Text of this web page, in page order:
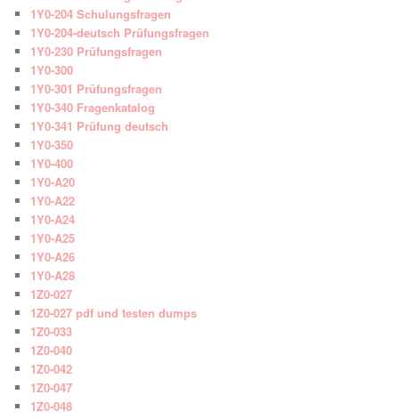
1Y0-204 Schulungsfragen
1Y0-204-deutsch Prüfungsfragen
1Y0-230 Prüfungsfragen
1Y0-300
1Y0-301 Prüfungsfragen
1Y0-340 Fragenkatalog
1Y0-341 Prüfung deutsch
1Y0-350
1Y0-400
1Y0-A20
1Y0-A22
1Y0-A24
1Y0-A25
1Y0-A26
1Y0-A28
1Z0-027
1Z0-027 pdf und testen dumps
1Z0-033
1Z0-040
1Z0-042
1Z0-047
1Z0-048